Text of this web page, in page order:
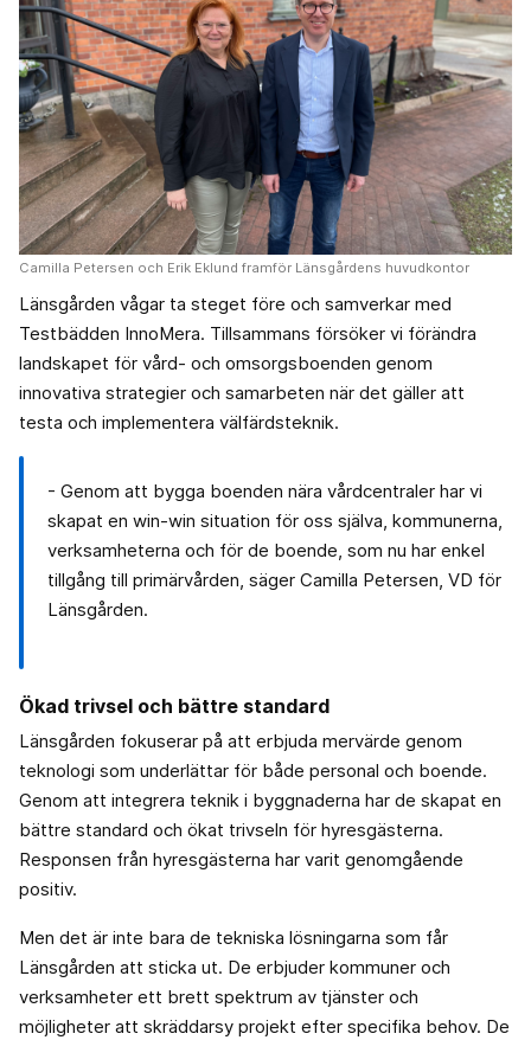
Camilla Petersen och Erik Eklund framför Länsgårdens huvudkontor
Länsgården vågar ta steget före och samverkar med
Testbädden InnoMera. Tillsammans försöker vi förändra
landskapet för vård- och omsorgsboenden genom
innovativa strategier och samarbeten när det gäller att
testa och implementera välfärdsteknik.
- Genom att bygga boenden nära vårdcentraler har vi
skapat en win-win situation för oss själva, kommunerna,
verksamheterna och för de boende, som nu har enkel
tillgång till primärvården, säger Camilla Petersen, VD för
Länsgården.
Ökad trivsel och bättre standard
Länsgården fokuserar på att erbjuda mervärde genom
teknologi som underlättar för både personal och boende.
Genom att integrera teknik i byggnaderna har de skapat en
bättre standard och ökat trivseln för hyresgästerna.
Responsen från hyresgästerna har varit genomgående
positiv.
Men det är inte bara de tekniska lösningarna som får
Länsgården att sticka ut. De erbjuder kommuner och
verksamheter ett brett spektrum av tjänster och
möjligheter att skräddarsy projekt efter specifika behov. De